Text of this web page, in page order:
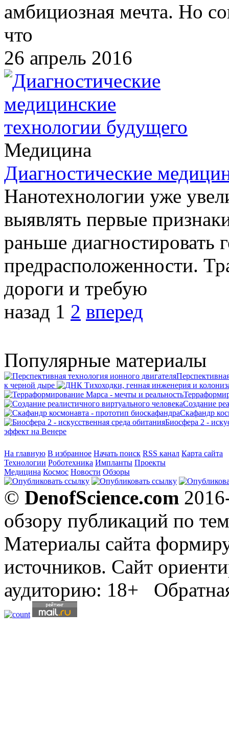
амбициозная мечта. Но
что
26 апрель 2016
Медицина
Диагностические
Нанотехнологии уже
выявлять первые
раньше диагностировать
предрасположенности.
дороги и требую
назад 1 2 вперед
Популярные материалы
к черной дыре
Создание
Скафандр
Биосфера 2 -
эффект на Венере
На главную В избранное Начать поиск RSS канал Карта сайта
Технологии Роботехника Импланты Проекты
Медицина Космос Новости Обзоры
© DenofScience.com
обзору публикаций по
Материалы сайта
источников. Сайт
аудиторию: 18+